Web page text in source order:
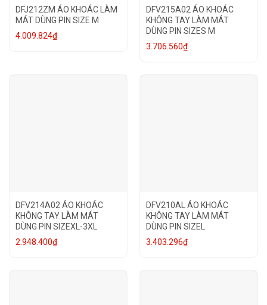
DFJ212ZM ÁO KHOÁC LÀM
MÁT DÙNG PIN SIZE M
4.009.824₫
DFV215A02 ÁO KHOÁC
KHÔNG TAY LÀM MÁT
DÙNG PIN SIZES M
3.706.560₫
DFV214A02 ÁO KHOÁC
KHÔNG TAY LÀM MÁT
DÙNG PIN SIZEXL-3XL
2.948.400₫
DFV210AL ÁO KHOÁC
KHÔNG TAY LÀM MÁT
DÙNG PIN SIZEL
3.403.296₫